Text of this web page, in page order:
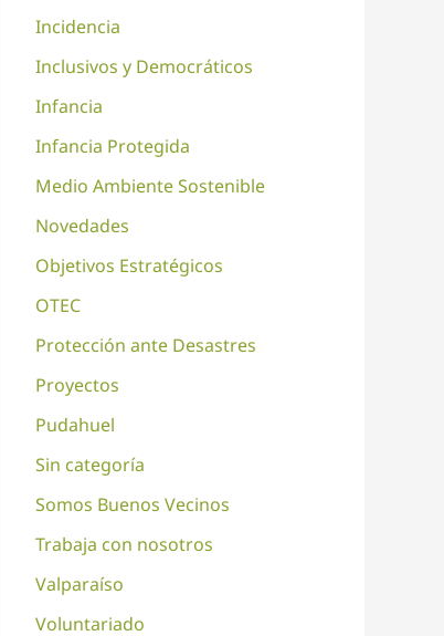
Incidencia
Inclusivos y Democráticos
Infancia
Infancia Protegida
Medio Ambiente Sostenible
Novedades
Objetivos Estratégicos
OTEC
Protección ante Desastres
Proyectos
Pudahuel
Sin categoría
Somos Buenos Vecinos
Trabaja con nosotros
Valparaíso
Voluntariado